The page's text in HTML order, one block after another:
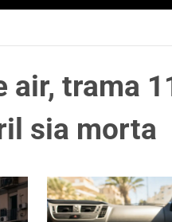
air, trama
sia morta